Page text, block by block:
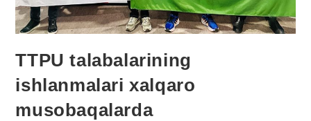
TTPU talabalarining
ishlanmalari xalqaro
musobaqalarda